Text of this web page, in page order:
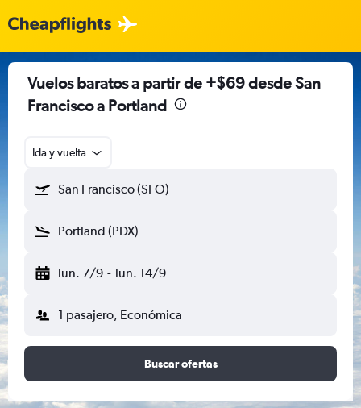
Vuelos baratos a partir de +$69 desde San
Francisco a Portland
Ida y vuelta
San Francisco (SFO)
Portland (PDX)
lun. 7/9 - lun. 14/9
1 pasajero, Económica
Buscar ofertas